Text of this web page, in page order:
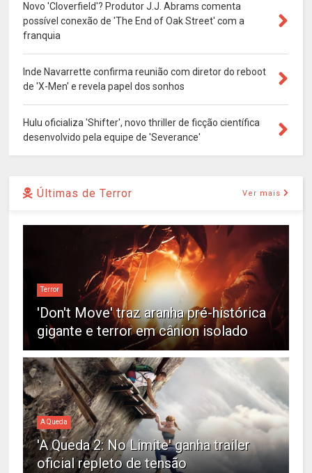
Novo 'Cloverfield'? Produtor J.J. Abrams comenta
possível conexão de 'The End of Oak Street' com a
franquia
Inde Navarrette confirma reunião com diretor do reboot
de 'X-Men' e revela papel dos sonhos
Hulu oficializa 'Shifter', novo thriller de ficção científica
desenvolvido pela equipe de 'Severance'
Últimas de Terror Ver mais
Terror
'Don't Move' traz aranha pré-histórica
gigante e terror em cânion isolado
A Queda
'A Queda 2: No Limite' ganha trailer
oficial repleto de tensão